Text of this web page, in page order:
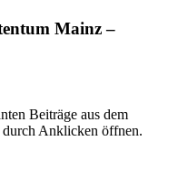
Mainz –
Beiträge aus dem
Anklicken öffnen.